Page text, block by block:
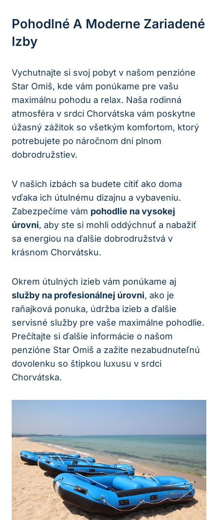
Pohodlné A Moderne Zariadené
Izby
Vychutnajte si svoj pobyt v našom penzióne
Star Omiš, kde vám ponúkame pre vašu
maximálnu pohodu a relax. Naša rodinná
atmosféra v srdci Chorvátska vám poskytne
úžasný zážitok so všetkým komfortom, ktorý
potrebujete po náročnom dni plnom
dobrodružstiev.
V našich izbách sa budete cítiť ako doma
vďaka ich útulnému dizajnu a vybaveniu.
Zabezpečíme vám pohodlie na vysokej
úrovni, aby ste si mohli oddýchnuť a nabažiť
sa energiou na ďalšie dobrodružstvá v
krásnom Chorvátsku.
Okrem útulných izieb vám ponúkame aj
služby na profesionálnej úrovni, ako je
raňajková ponuka, údržba izieb a ďalšie
servisné služby pre vaše maximálne pohodlie.
Prečítajte si ďalšie informácie o našom
penzióne Star Omiš a zažite nezabudnuteľnú
dovolenku so štipkou luxusu v srdci
Chorvátska.